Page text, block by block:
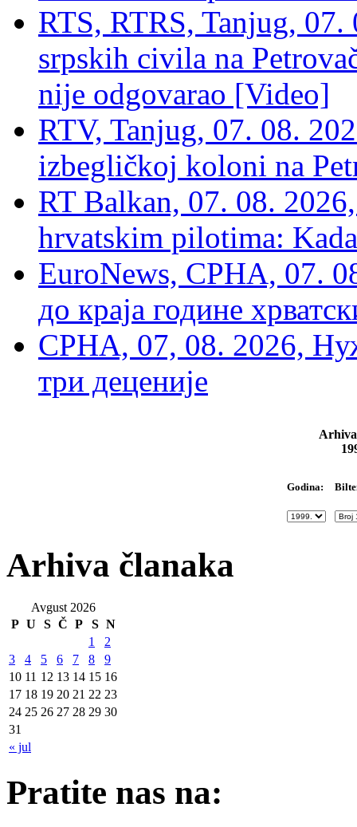
RTS, RTRS, Tanjug,
srpskih civila na
nije odgovarao [Video]
RTV, Tanjug, 07. 08.
izbegličkoj koloni na
RT Balkan, 07. 08.
hrvatskim pilotima:
EuroNews, СРНА, 07.
до краја године
СРНА, 07, 08. 2026,
три деценије
Godina:
Arhiva članaka
Avgust 2026
P U S Č P S N
« jul
1
2
3
4 5 6 7 8
9
10 11 12 13 14 15 16
17 18 19 20 21 22 23
24 25 26 27 28 29 30
31
Pratite nas na: